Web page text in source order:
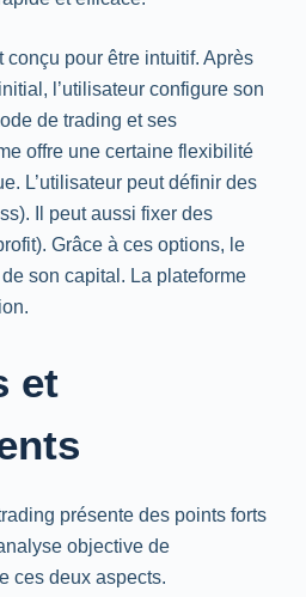
conçu pour être intuitif. Après
l’utilisateur configure son
de trading et ses
offre une certaine flexibilité
L’utilisateur peut définir des
). Il peut aussi fixer des
). Grâce à ces options, le
son capital. La plateforme
et
présente des points forts
objective de
ces deux aspects.